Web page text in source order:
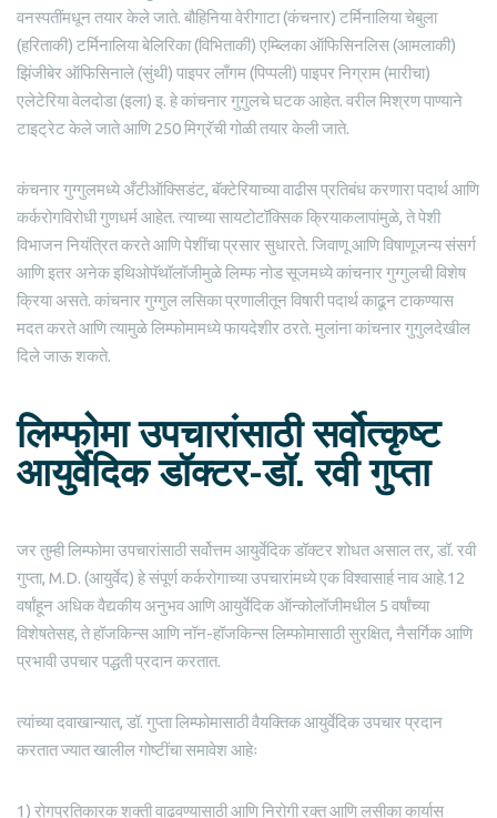
वनस्पतींमधून तयार केले जाते. बौहिनिया वेरीगाटा (कंचनार) टर्मिनालिया चेबुला
(हरिताकी) टर्मिनालिया बेलिरिका (विभिताकी) एम्ब्लिका ऑफिसिनलिस (आमलाकी)
झिंजीबेर ऑफिसिनाले (सुंथी) पाइपर लाँगम (पिप्पली) पाइपर निग्राम (मारीचा)
एलेटेरिया वेलदोडा (इला) इ. हे कांचनार गुगुलचे घटक आहेत. वरील मिश्रण पाण्याने
टाइट्रेट केले जाते आणि 250 मिग्रॅची गोळी तयार केली जाते.
कंचनार गुग्गुलमध्ये अँटीऑक्सिडंट, बॅक्टेरियाच्या वाढीस प्रतिबंध करणारा पदार्थ आणि
कर्करोगविरोधी गुणधर्म आहेत. त्याच्या सायटोटॉक्सिक क्रियाकलापांमुळे, ते पेशी
विभाजन नियंत्रित करते आणि पेशींचा प्रसार सुधारते. जिवाणू आणि विषाणूजन्य संसर्ग
आणि इतर अनेक इथिओपॅथॉलॉजीमुळे लिम्फ नोड सूजमध्ये कांचनार गुग्गुलची विशेष
क्रिया असते. कांचनार गुग्गुल लसिका प्रणालीतून विषारी पदार्थ काढून टाकण्यास
मदत करते आणि त्यामुळे लिम्फोमामध्ये फायदेशीर ठरते. मुलांना कांचनार गुगुलदेखील
दिले जाऊ शकते.
लिम्फोमा उपचारांसाठी सर्वोत्कृष्ट
आयुर्वेदिक डॉक्टर-डॉ. रवी गुप्ता
जर तुम्ही लिम्फोमा उपचारांसाठी सर्वोत्तम आयुर्वेदिक डॉक्टर शोधत असाल तर, डॉ. रवी
गुप्ता, M.D. (आयुर्वेद) हे संपूर्ण कर्करोगाच्या उपचारांमध्ये एक विश्वासार्ह नाव आहे.12
वर्षांहून अधिक वैद्यकीय अनुभव आणि आयुर्वेदिक ऑन्कोलॉजीमधील 5 वर्षांच्या
विशेषतेसह, ते हॉजकिन्स आणि नॉन-हॉजकिन्स लिम्फोमासाठी सुरक्षित, नैसर्गिक आणि
प्रभावी उपचार पद्धती प्रदान करतात.
त्यांच्या दवाखान्यात, डॉ. गुप्ता लिम्फोमासाठी वैयक्तिक आयुर्वेदिक उपचार प्रदान
करतात ज्यात खालील गोष्टींचा समावेश आहेः
1) रोगप्रतिकारक शक्ती वाढवण्यासाठी आणि निरोगी रक्त आणि लसीका कार्यास